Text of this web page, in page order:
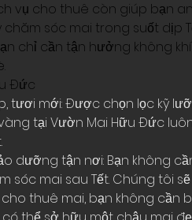
vụ cho thuê còn giúp bạn
sóc mai trong suốt dịp
chỉ cần tận hưởng không khí
Đức
tươi mới: Được chọn lọc kỹ
tại Vườn Mai Hữu Đức
dưỡng tận nơi: Bạn không
sóc mai sau Tết. Chúng tôi
thuê mai, bạn không cần